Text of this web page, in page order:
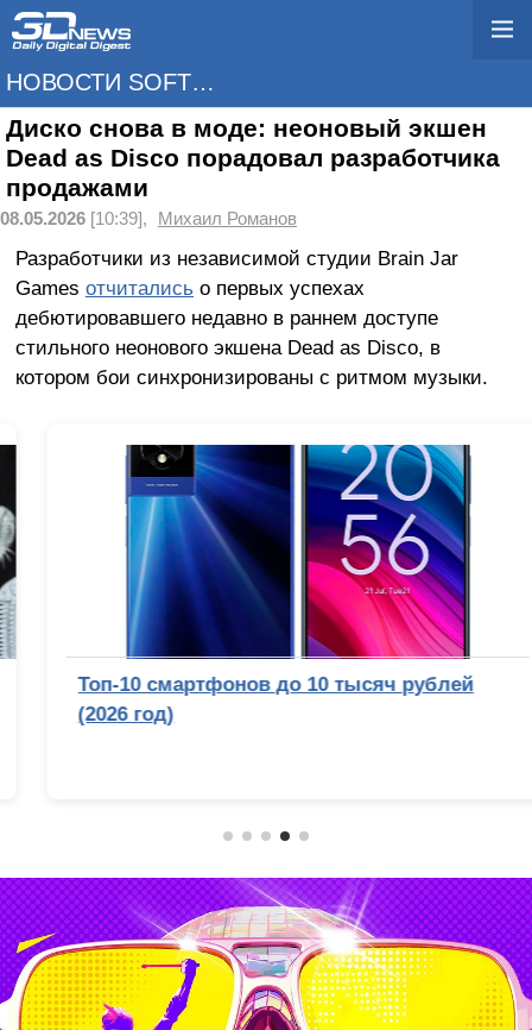
НОВОСТИ SOFTWARE
Диско снова в моде: неоновый экшен
Dead as Disco порадовал разработчика
продажами
08.05.2026 [10:39], Михаил Романов
Разработчики из независимой студии Brain Jar
Games отчитались о первых успехах
дебютировавшего недавно в раннем доступе
стильного неонового экшена Dead as Disco, в
котором бои синхронизированы с ритмом музыки.
Топ-10 смартфонов до 10 тысяч рублей
(2026 год)